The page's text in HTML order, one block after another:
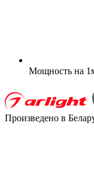
Мощность на
Произведено в